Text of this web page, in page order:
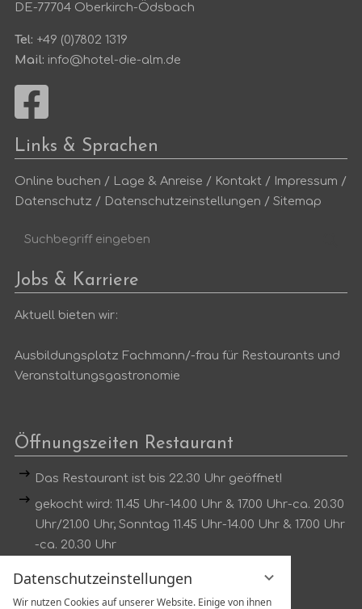
Datenschutzeinstellungen
Wir nutzen Cookies auf unserer Website. Einige von ihnen
DE-77704 Oberkirch-Ödsbach
Tel: +49 (0)7802 1319
Mail: info@hotel-die-alm.de
Links & Sprachen
Online buchen / Lage & Anreise / Kontakt / Impressum /
Datenschutz / Datenschutzeinstellungen /Sitemap
Suchbegriff
Jobs & Karriere
Aktuell bieten wir:
Ausbildungsplatz Fachmann/-frau für Restaurants und
Veranstaltungsgastronomie
Öffnungszeiten Restaurant
Das Restaurant ist bis 22.30 Uhr geöffnet!
gekocht wird: 11.45 Uhr-14.00 Uhr & 17.00 Uhr-ca. 20.30
Uhr/21.00 Uhr, Sonntag 11.45 Uhr-14.00 Uhr & 17.00 Uhr
-ca. 20.30 Uhr
Dienstag kein Mittagstisch
Tischreservierung unter: